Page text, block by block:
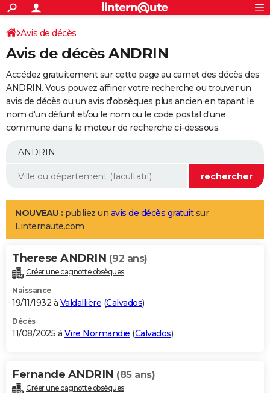
ACTUALITÉS
Politique
Société
Faits Divers
Education
Monde
Villes
+
SPORT
Coupe du monde 2026
Football
Tennis
Cyclisme
Rugby
Forum
Programme TV
TNT
Streaming
Cinéma
Sorties cinéma
Musique
+
FINANCE
Retraite
Epargne
Immobilier
Risques naturels par ville
Banque
Assurance
AUTO
Essais
Réserver un essai
Citadines
Berlines
SUV
Forum auto
+
Mobiles
Meilleur smartphone
Internet
Ordinateurs
Jeux vidéo
Guide high-tech
Aménagement intérieur
LIFESTYLE
Art de vivre
Bien-être
Loisirs
Mode
Modes de vie
Alimentation
Guide de la santé
Maladies
Médicaments
Sommeil
VOYAGE
Destinations
City break
Voyage nature
Voyage de noces
Forum
Climat
+PHOTO
GUIDES D'ACHAT
BONS PLANS
Carte de Noël
Carte Bonne année
Carte Saint-Valentin
Carte Pâques
Carte d'anniversaire
DICTIONNAIRE
Avis de décès
Avis de décès ANDRIN
Accédez gratuitement sur cette page au carnet des décès des
ANDRIN. Vous pouvez affiner votre recherche ou trouver un
avis de décès ou un avis d'obsèques plus ancien en tapant le
nom d'un défunt et/ou le nom ou le code postal d'une
commune dans le moteur de recherche ci-dessous.
NOUVEAU : publiez un avis de décès gratuitsur
Linternaute.com
Therese ANDRIN (92 ans)
Créer une cagnotte obsèques
Naissance
19/11/1932 à Valdallière (Calvados)
Décès
11/08/2025 à Vire Normandie (Calvados)
Fernande ANDRIN (85 ans)
Créer une cagnotte obsèques